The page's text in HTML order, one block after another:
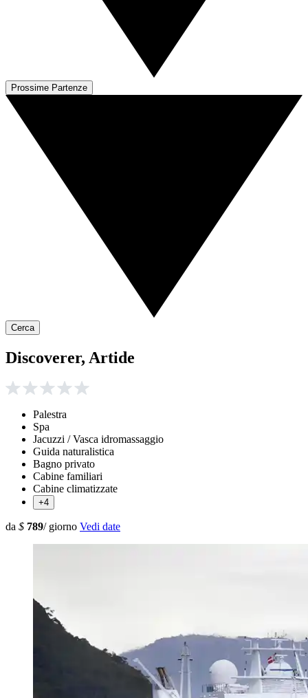
Prossime Partenze
Cerca
Discoverer, Artide
Palestra
Spa
Jacuzzi / Vasca idromassaggio
Guida naturalistica
Bagno privato
Cabine familiari
Cabine climatizzate
+4
da $ 789/ giorno Vedi date